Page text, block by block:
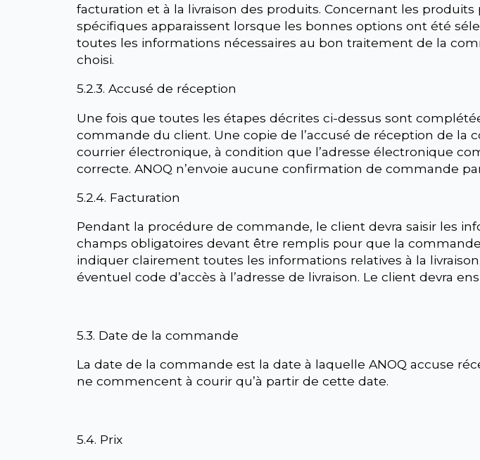
facturation et à la livraison des produits. Concernant les
spécifiques apparaissent lorsque les bonnes options ont été
toutes les informations nécessaires au bon traitement de la
choisi.
5.2.3. Accusé de réception
Une fois que toutes les étapes décrites ci-dessus sont
commande du client. Une copie de l’accusé de réception de
courrier électronique, à condition que l’adresse électronique
correcte. ANOQ n’envoie aucune confirmation de commande
5.2.4. Facturation
Pendant la procédure de commande, le client devra saisir les
champs obligatoires devant être remplis pour que la
indiquer clairement toutes les informations relatives à la
éventuel code d’accès à l’adresse de livraison. Le client devra
5.3. Date de la commande
La date de la commande est la date à laquelle ANOQ accuse
ne commencent à courir qu’à partir de cette date.
5.4. Prix